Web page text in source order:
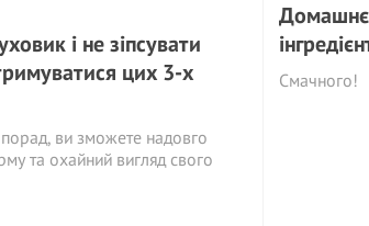
і не зіпсувати
цих 3-х
ви зможете надовго
та охайний вигляд свого
Домашнє
Смачного!